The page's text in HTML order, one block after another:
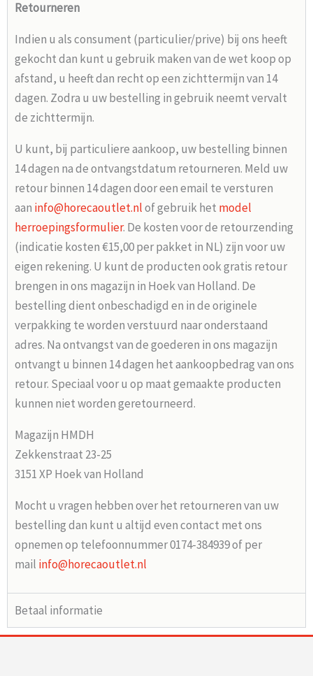
Retourneren
Indien u als consument (particulier/prive) bij ons heeft
gekocht dan kunt u gebruik maken van de wet koop op
afstand, u heeft dan recht op een zichttermijn van 14
dagen. Zodra u uw bestelling in gebruik neemt vervalt
de zichttermijn.
U kunt, bij particuliere aankoop, uw bestelling binnen
14 dagen na de ontvangstdatum retourneren. Meld uw
retour binnen 14 dagen door een email te versturen
aan info@horecaoutlet.nlof gebruik het model
herroepingsformulier. De kosten voor de retourzending
(indicatie kosten €15,00 per pakket in NL) zijn voor uw
eigen rekening. U kunt de producten ook gratis retour
brengen in ons magazijn in Hoek van Holland. De
bestelling dient onbeschadigd en in de originele
verpakking te worden verstuurd naar onderstaand
adres. Na ontvangst van de goederen in ons magazijn
ontvangt u binnen 14 dagen het aankoopbedrag van ons
retour. Speciaal voor u op maat gemaakte producten
kunnen niet worden geretourneerd.
Magazijn HMDH
Zekkenstraat 23-25
3151 XP Hoek van Holland
Mocht u vragen hebben over het retourneren van uw
bestelling dan kunt u altijd even contact met ons
opnemen op telefoonnummer 0174-384939 of per
mail info@horecaoutlet.nl
Betaal informatie